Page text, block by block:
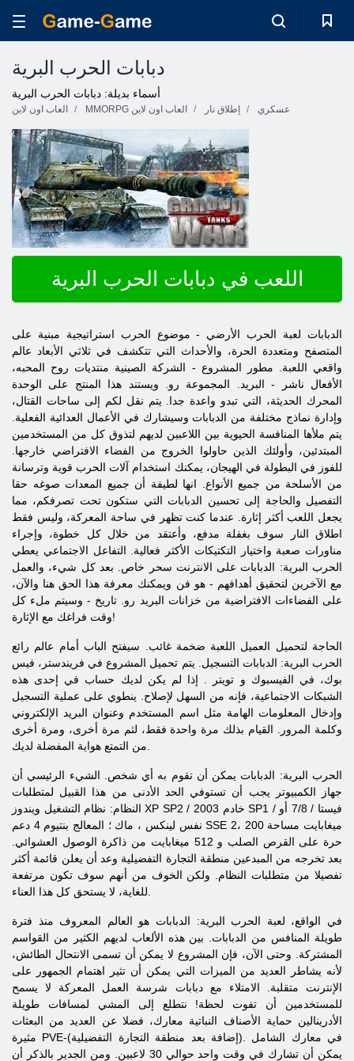
دبابات الحرب البرية
أسماء بديلة: دبابات الحرب البرية
العاب اون لاين MMORPG العاب اون لاين إطلاق نار عسكري
اللعب في دبابات الحرب البرية
الدبابات لعبة الحرب الأرضي - موضوع الحرب استراتيجية مبنية على
المتصفح ومتعددة الحرة، والأحداث التي تتكشف في ثلاثي الأبعاد عالم
واقعي اللعبة. مطور المشروع - الشركة الصينية منتديات روح المحبه،
الأفعال ناشر - البريد. المجموعة رو. ويستند هذا المنتج على الوحدة
المحرك الحديثة، التي تبدو واعدة جدا. يتم نقل لكم إلى ساحات القتال،
وإدارة نماذج مختلفة من الدبابات وسيشارك في الأعمال العدائية الفعلية.
يتم ملأها المنافسة الحيوية بين اللاعبين لديهم لتذوق كل من المستخدمين
المبتدئين، وأولئك الذين حاولوا الخروج من الفضاء الافتراضي خارجها.
للفوز في البطولة في الهيجان، يمكنك استخدام آلات الحرب قوية وترسانة
من الأسلحة من جميع الأنواع. انها لطيفة أن جميع المعدات صوغه حقا
التفصيل والحاجة إلى تحسين الدبابات التي ستكون تحت تصرفكم، مما
يجعل اللعب أكثر إثارة. عندما كنت تظهر في ساحة المعركة، وليس فقط
اطلاق النار سوف بغفلة مدفع، وأعتقد من خلال كل خطوة، وإجراء
مناورات صعبة واختيار التكتيكات الأكثر فعالية. التفاعل الاجتماعي يعطي
الحرب البرية: الدبابات على الانترنت سحر خاص. بعد كل شيء، والعمل
مع الآخرين لتحقيق أهدافهم - هو فن ويمكنك معرفة هذا الحق هنا والآن،
على الفضاءات الافتراضية من خزانات البريد رو. تاريخ - وسيتم ملء كل
وقت فراغك مع الإثارة!
الحاجة لتحميل العميل اللعبة ضخمة غائب. سيفتح الباب أمام عالم رائع
الحرب البرية: الدبابات التسجيل. يتم تحميل المشروع في فريندستر، فيس
بوك، في الفيسبوك و تويتر
. إذا لم يكن لديك حساب في إحدى هذه
الشبكات الاجتماعية، فإنه من السهل لإصلاح. ينطوي على عملية التسجيل
وإدخال المعلومات الهامة مثل اسم المستخدم وعنوان البريد الإلكتروني
وكلمة المرور. القيام بذلك مرة واحدة فقط، لثم مرة أخرى، ومرة ​​أخرى
الحرب البرية: الدبابات يمكن أن تقوم به أي شخص. الشيء الرئيسي أن
جهاز الكمبيوتر يجب أن تستوفي الحد الأدنى من هذا القبيل لمتطلبات
النظام: نظام التشغيل ويندوز XP SP2/ خادم 2003 SP1 / فيستا
/ 7/8 أو
نفس لينكس ، ماك؛ المعالج بنتيوم 4 دعمSSE 2، 200 ميغابايت مساحة
حرة على القرص الصلب و 512 ميغابايت من ذاكرة الوصول العشوائي.
بعد تخرجه من المبدعين منطقة التجارة التفضيلية وعد أن يعلن قائمة أكثر
تفصيلا من متطلبات النظام. ولكن الخوف من أنهم سوف تكون مرتفعة
في الواقع، لعبة الحرب البرية: الدبابات هو العالم المعروف منذ فترة
طويلة المنافس من الدبابات. بين هذه الألعاب لديهم الكثير من القواسم
المشتركة. وحتى الآن، فإن المشروع لا يمكن أن تسمى الانتحال الطائش،
لأنه يشاطر العديد من الميزات التي يمكن أن تثير اهتمام الجمهور على
الإنترنت متقلبة. الامتلاء مع دبابات شرسة العمل المعركة لا يسمح
للمستخدمين أن تفوت لحظة! نتطلع إلى المشي لمسافات طويلة
الأدرينالين حماية الأصناف النباتية معارك، فضلا عن العديد من البعثات
مثيرة PVE-(إضافة بعد منطقة التجارة التفضيلية). في معارك الشامل
يمكن أن تشارك في وقت واحد حوالي 30 لاعبين. ومن الجدير بالذكر أن